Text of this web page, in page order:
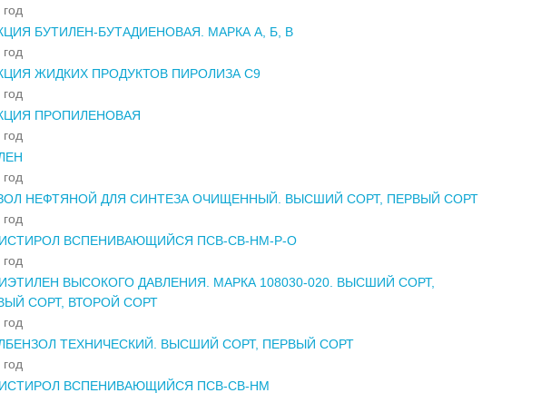
БУТИЛЕН-БУТАДИЕНОВАЯ. МАРКА А, Б, В
ЖИДКИХ ПРОДУКТОВ ПИРОЛИЗА С9
ПРОПИЛЕНОВАЯ
НЕФТЯНОЙ ДЛЯ СИНТЕЗА ОЧИЩЕННЫЙ. ВЫСШИЙ СОРТ, ПЕРВЫЙ СОРТ
ВСПЕНИВАЮЩИЙСЯ ПСВ-СВ-НМ-Р-О
ВЫСОКОГО ДАВЛЕНИЯ. МАРКА 108030-020. ВЫСШИЙ СОРТ,
СОРТ, ВТОРОЙ СОРТ
ТЕХНИЧЕСКИЙ. ВЫСШИЙ СОРТ, ПЕРВЫЙ СОРТ
ВСПЕНИВАЮЩИЙСЯ ПСВ-СВ-НМ